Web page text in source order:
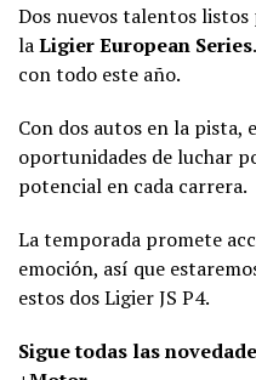
Dos nuevos talentos
laLigier European Series
con todo este año.
Con dos autos en la pista,
oportunidades de luchar
potencial en cada carrera.
La temporada promete
emoción, así que
estos dos Ligier JS P4.
Sigue todas las